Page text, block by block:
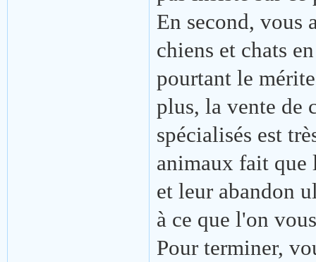
En second, vous
chiens et chats
pourtant le
plus, la vente de
spécialisés est
animaux fait que
et leur abandon
à ce que l'on
Pour terminer,